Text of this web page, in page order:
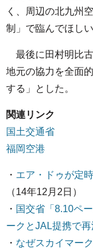
く、周辺の北九州
制」で臨んでほし
最後に田村明比古
地元の協力を全面
する」とした。
関連リンク
国土交通省
福岡空港
・ エア・ドゥが定
（14年12月2日）
・ 国交省「8.10ペ
ークとJAL提携で再
・ なぜスカイマー